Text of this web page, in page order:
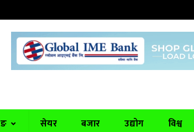
सेयर बजार उद्योग विश्व